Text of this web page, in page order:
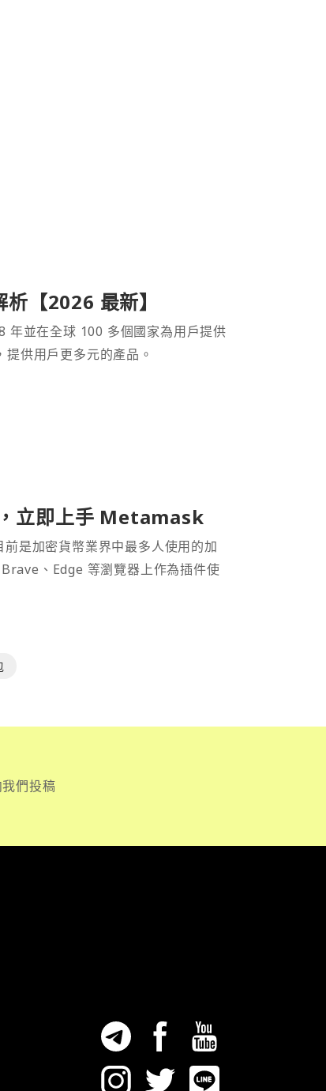
【2026 最新】
並在全球 100 多個國家為用戶提供
供用戶更多元的產品。
立即上手 Metamask
是加密貨幣業界中最多人使用的加
、Edge 等瀏覽器上作為插件使
們投稿